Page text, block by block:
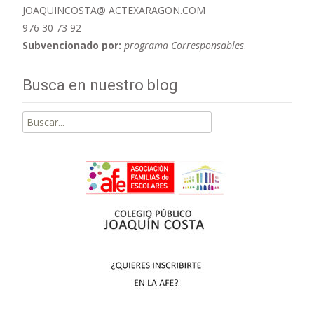
JOAQUINCOSTA@ ACTEXARAGON.COM
976 30 73 92
Subvencionado por: programa Corresponsables.
Busca en nuestro blog
Buscar
por: